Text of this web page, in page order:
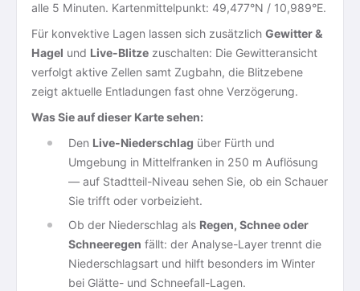
alle 5 Minuten. Kartenmittelpunkt: 49,477°N / 10,989°E.
Für konvektive Lagen lassen sich zusätzlich Gewitter &
Hagel und Live-Blitze zuschalten: Die Gewitteransicht
verfolgt aktive Zellen samt Zugbahn, die Blitzebene
zeigt aktuelle Entladungen fast ohne Verzögerung.
Was Sie auf dieser Karte sehen:
Den Live-Niederschlag über Fürth und
Umgebung in Mittelfranken in 250 m Auflösung
— auf Stadtteil-Niveau sehen Sie, ob ein Schauer
Sie trifft oder vorbeizieht.
Ob der Niederschlag als Regen, Schnee oder
Schneeregen fällt: der Analyse-Layer trennt die
Niederschlagsart und hilft besonders im Winter
bei Glätte- und Schneefall-Lagen.